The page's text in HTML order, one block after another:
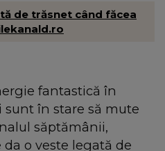
de trăsnet când făcea
fantastică în
sunt în stare să mute
săptămânii,
o veste legată de